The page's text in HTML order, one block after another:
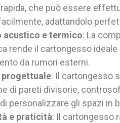
che può essere
adattandolo
acustico e termico: La
rende il cartongesso
da rumori esterni.
: Il cartongesso
di pareti divisorie,
personalizzare gli spazi in
e praticità: Il cartongesso